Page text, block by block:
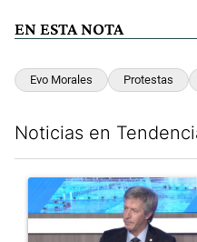
EN ESTA NOTA
Evo Morales Protestas
Noticias en
Un artículo de tendencia